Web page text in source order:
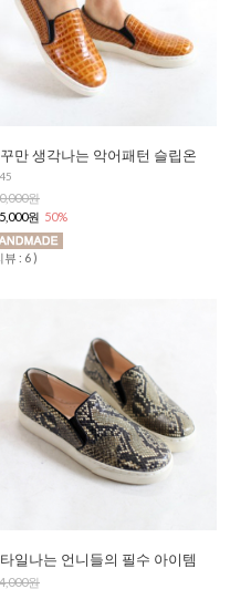
만 생각나는 악어패턴 슬립온
원
원 50%
뷰 : 6 )
일나는 언니들의 필수 아이템
원